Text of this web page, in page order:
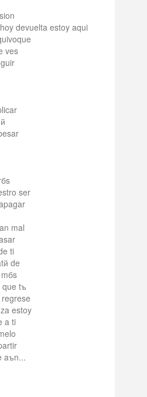
devuelta estoy aqui
ves
ser
mal
ti
de
que tъ
estoy
a ti
aъn...